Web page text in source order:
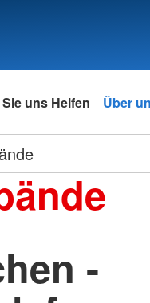
uns Helfen Über
-